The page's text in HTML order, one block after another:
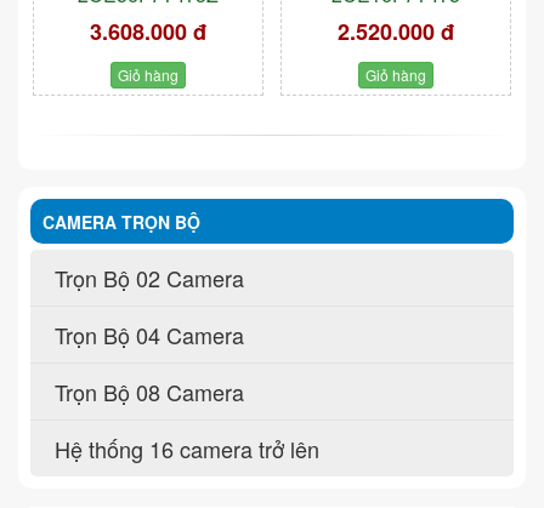
3.608.000 đ
Giỏ hàng
2.520.000 đ
Giỏ hàng
CAMERA TRỌN BỘ
Trọn Bộ 02 Camera
Trọn Bộ 04 Camera
Trọn Bộ 08 Camera
Hệ thống 16 camera trở lên